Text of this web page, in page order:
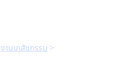
งานเภสัชกรรม >